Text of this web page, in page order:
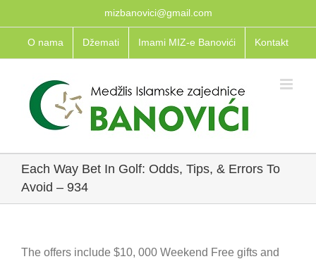
to
content
mizbanovici@gmail.com
O nama Džemati Imami MIZ-e Banovići Kontakt
Each Way Bet In Golf: Odds, Tips, & Errors To
Avoid – 934
The offers include $10, 000 Weekend Free gifts and